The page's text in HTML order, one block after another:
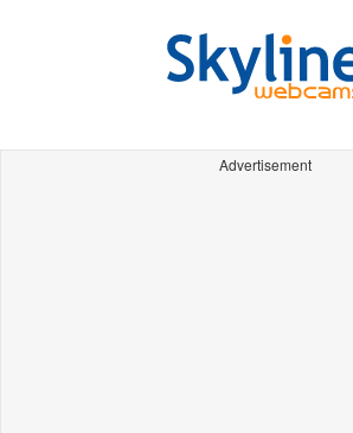
Advertisement